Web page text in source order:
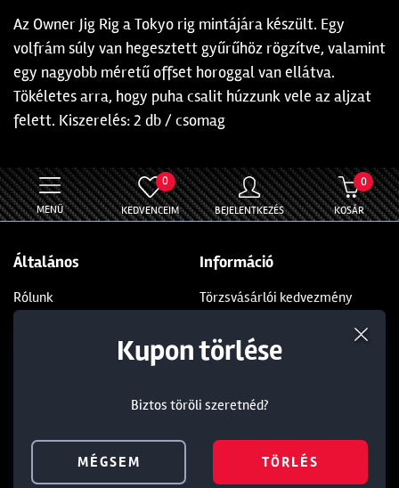
Az Owner Jig Rig a Tokyo rig mintájára készült. Egy
volfrám súly van hegesztett gyűrűhöz rögzítve, valamint
egy nagyobb méretű offset horoggal van ellátva.
Tökéletes arra, hogy puha csalit húzzunk vele az aljzat
felett. Kiszerelés: 2 db / csomag
MENÜ
0
KEDVENCEIM BEJELENTKEZÉS
0
KOSÁR
Általános
Rólunk
Információ
Törzsvásárlói kedvezmény
Általános Szerződési Feltételek
Adatvédelmi nyilatkozat
Dunakeszi
Budaörs
Kapcsolat
+36 1 284 5283
info@walterland.net
Termék törlése a kosárból
Biztos töröli szeretnéd?
MÉGSEM TÖRLÉS
Kedvezmény törlése
Biztos töröli szeretnéd?
MÉGSEM TÖRLÉS
Kupon törlése
Biztos töröli szeretnéd?
MÉGSEM TÖRLÉS